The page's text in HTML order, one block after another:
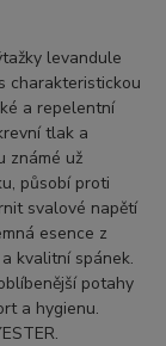
levandule
charakteristickou
a repelentní
tlak a
známé už
působí proti
svalové napětí
esence z
kvalitní spánek.
potahy
a hygienu.